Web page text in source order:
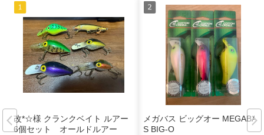
改*☆様 クランクベイト ルアー
6個セット オールドルアー
メガバス ビッグオー MEGABAS
S BIG-O